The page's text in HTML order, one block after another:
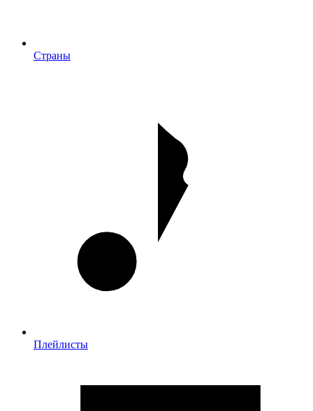
Страны
Плейлисты